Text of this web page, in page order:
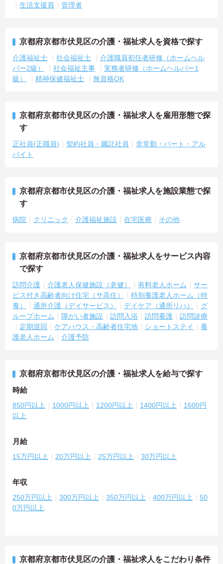
生活支援員
管理者
京都府京都市伏見区の介護・福祉求人を資格で探す
介護福祉士 社会福祉士
介護職員初任者研修（ホームヘル
パー2級）
社会福祉主事
実務者研修（ホームヘルパー1
級）
精神保健福祉士 無資格OK
京都府京都市伏見区の介護・福祉求人を雇用形態で探
す
正社員(正職員) 契約社員・嘱託社員
非常勤・パート・アル
バイト
京都府京都市伏見区の介護・福祉求人を施設業態で探
す
病院 クリニック 介護福祉施設 在宅医療 その他
京都府京都市伏見区の介護・福祉求人をサービス内容
で探す
訪問介護 介護老人保健施設（老健） 有料老人ホーム
サー
ビス付き高齢者向け住宅（サ高住）
特別養護老人ホーム（特
養）
通所介護（デイサービス） デイケア（通所リハ）
グ
ループホーム
障がい者施設 訪問入浴 訪問看護
訪問診療
定期巡回
ケアハウス・高齢者住宅地 ショートステイ
養
護老人ホーム
介護予防
京都府京都市伏見区の介護・福祉求人を給与で探す
時給
850円以上 1000円以上 1200円以上 1400円以上
1600円
以上
月給
15万円以上 20万円以上 25万円以上 30万円以上
年収
250万円以上 300万円以上 350万円以上 400万円以上
50
0万円以上
京都府京都市伏見区の介護・福祉求人をこだわり条件